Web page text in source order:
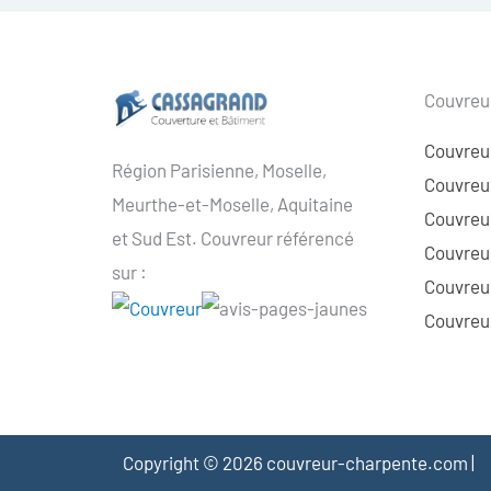
Région Parisienne, Moselle,
Meurthe-et-Moselle, Aquitaine
et Sud Est. Couvreur référencé
sur :
Copyright © 2026 couvreur-charpente.com |